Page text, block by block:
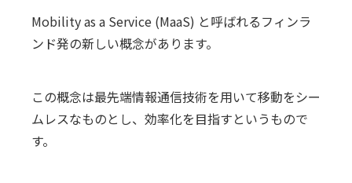
Mobility as a Service (MaaS) と呼ばれるフィンラ
ンド発の新しい概念があります。
この概念は最先端情報通信技術を用いて移動をシー
ムレスなものとし、効率化を目指すというもので
す。